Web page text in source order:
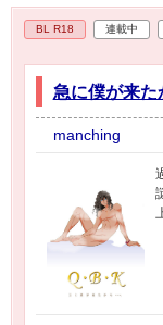
BL R18 連載中
急に僕が来た
manching